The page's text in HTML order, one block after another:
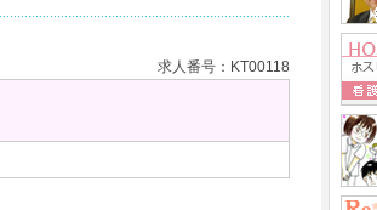
求人番号：KT00118